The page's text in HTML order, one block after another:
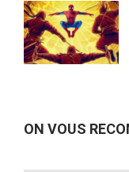
ON VOUS